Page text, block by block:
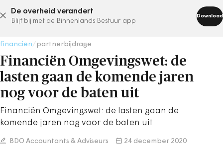
De overheid verandert
Blijf bij met de Binnenlands Bestuur app
Download
abonneer nu
financiën partnerbijdrage
Financiën Omgevingswet: de
lasten gaan de komende jaren
nog voor de baten uit
Financiën Omgevingswet: de lasten gaan de
komende jaren nog voor de baten uit
BDO Accountants & Adviseurs 24 december 2020